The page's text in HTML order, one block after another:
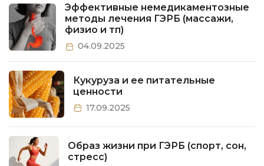
Эффективные немедикаментозные
методы лечения ГЭРБ (массажи,
физио и тп)
04.09.2025
Кукуруза и ее питательные
ценности
17.09.2025
Образ жизни при ГЭРБ (спорт, сон,
стресс)